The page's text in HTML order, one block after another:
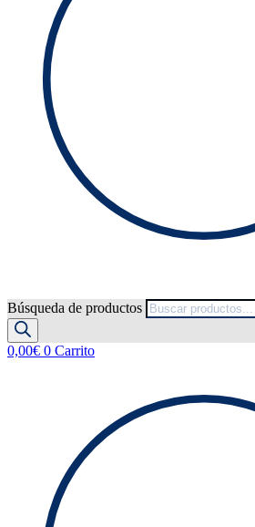
Búsqueda de productos
0,00€ 0 Carrito